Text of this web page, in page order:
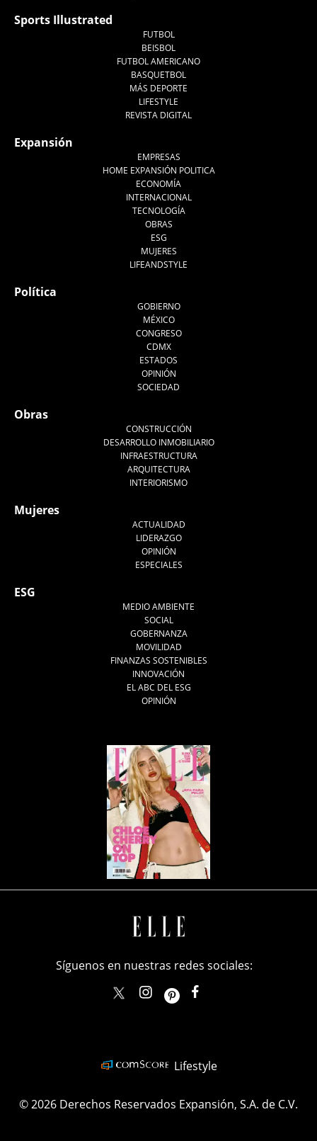
Sports Illustrated
FUTBOL
BEISBOL
FUTBOL AMERICANO
BASQUETBOL
MÁS DEPORTE
LIFESTYLE
REVISTA DIGITAL
Expansión
EMPRESAS
HOME EXPANSIÓN POLITICA
ECONOMÍA
INTERNACIONAL
TECNOLOGÍA
OBRAS
ESG
MUJERES
LIFEANDSTYLE
Política
GOBIERNO
MÉXICO
CONGRESO
CDMX
ESTADOS
OPINIÓN
SOCIEDAD
Obras
CONSTRUCCIÓN
DESARROLLO INMOBILIARIO
INFRAESTRUCTURA
ARQUITECTURA
INTERIORISMO
Mujeres
ACTUALIDAD
LIDERAZGO
OPINIÓN
ESPECIALES
ESG
MEDIO AMBIENTE
SOCIAL
GOBERNANZA
MOVILIDAD
FINANZAS SOSTENIBLES
INNOVACIÓN
EL ABC DEL ESG
OPINIÓN
Síguenos en nuestras redes sociales:
elle_mexicoellemexico
Lifestyle
© 2026 Derechos Reservados Expansión, S.A. de C.V.